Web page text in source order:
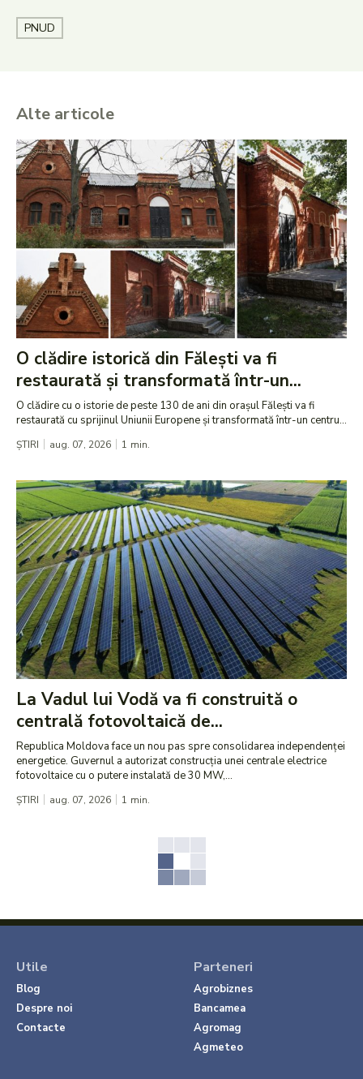
PNUD
Alte articole
O clădire istorică din Fălești va fi
restaurată și transformată într-un...
O clădire cu o istorie de peste 130 de ani din orașul Fălești va fi
restaurată cu sprijinul Uniunii Europene și transformată într-un centru...
ȘTIRI aug. 07, 2026 1 min.
La Vadul lui Vodă va fi construită o
centrală fotovoltaică de...
Republica Moldova face un nou pas spre consolidarea independenței
energetice. Guvernul a autorizat construcția unei centrale electrice
fotovoltaice cu o putere instalată de 30 MW,...
ȘTIRI aug. 07, 2026 1 min.
Utile
Blog
Despre noi
Contacte
Parteneri
Agrobiznes
Bancamea
Agromag
Agmeteo